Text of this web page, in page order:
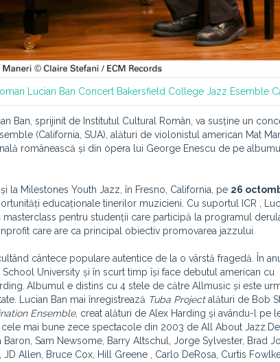
Lucian Ban Concert Bakersfield College Jazz Esemble
Ban, sprijinit de Institutul Cultural Român, va susține un
(California, SUA), alături de violonistul american Mat
românească și din opera lui George Enescu de pe
la Milestones Youth Jazz, în Fresno, California, pe 26
educaționale tinerilor muzicieni. Cu suportul ICR ,
pentru studenții care participă la programul
care are ca principal obiectiv promovarea jazzului.
cântece populare autentice de la o vârstă fragedă. În
University și în scurt timp își face debutul american cu
Albumul e distins cu 4 stele de către Allmusic și este
Lucian Ban mai înregistrează Tuba Projectalături de Bob
Ensemble, creat alături de Alex Harding și avându-l pe
mai bune zece spectacole din 2003 de All About Jazz.De
Sam Newsome, Barry Altschul, Jorge Sylvester, Brad
Allen, Bruce Cox, Hill Greene , Carlo DeRosa, Curtis